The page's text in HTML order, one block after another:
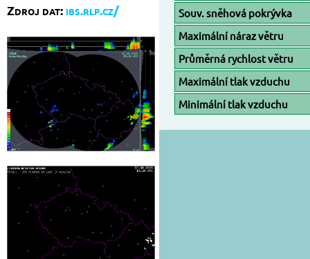
Zdroj dat: ibs.rlp.cz/
Souv. sněhová pokrývka
Maximální náraz větru
Průměrná rychlost větru
Maximální tlak vzduchu
Minimální tlak vzduchu